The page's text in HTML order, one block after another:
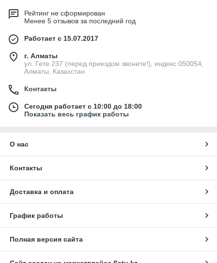
Рейтинг не сформирован
Менее 5 отзывов за последний год
Работает с 15.07.2017
г. Алматы
ул. Гете 237 (перед приездом звоните!), индекс 050054,
Алматы, Казахстан
Контакты
Сегодня работает с 10:00 до 18:00
Показать весь график работы
О нас
Контакты
Доставка и оплата
График работы
Полная версия сайта